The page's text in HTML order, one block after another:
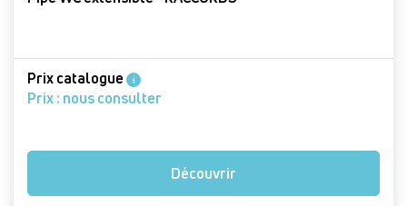
Prix catalogue i
Prix : nous consulter
Découvrir